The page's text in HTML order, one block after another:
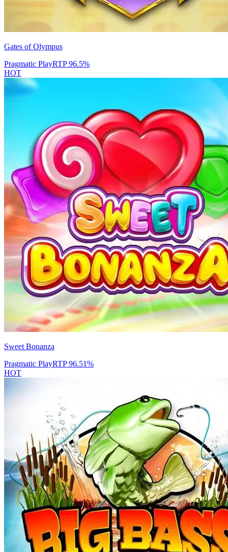
Gates of Olympus
Pragmatic PlayRTP96.5%
HOT
Sweet Bonanza
Pragmatic PlayRTP96.51%
HOT